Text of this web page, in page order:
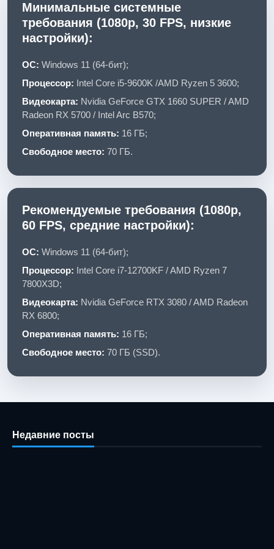
Минимальные системные
требования (1080p, 30 FPS, низкие
настройки):
ОС: Windows 11 (64-бит);
Процессор: Intel Core i5-9600K /AMD Ryzen 5 3600;
Видеокарта: Nvidia GeForce GTX 1660 SUPER / AMD
Radeon RX 5700 / Intel Arc B570;
Оперативная память: 16 ГБ;
Свободное место: 70 ГБ.
Рекомендуемые требования (1080p,
60 FPS, средние настройки):
ОС: Windows 11 (64-бит);
Процессор: Intel Core i7-12700KF / AMD Ryzen 7
7800X3D;
Видеокарта: Nvidia GeForce RTX 3080 / AMD Radeon
RX 6800;
Оперативная память: 16 ГБ;
Свободное место: 70 ГБ (SSD).
Недавние посты